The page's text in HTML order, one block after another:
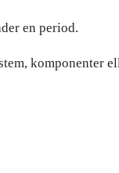
en period.
komponenter